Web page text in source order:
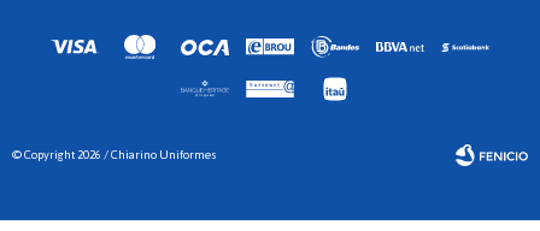
© Copyright 2026 / Chiarino Uniformes